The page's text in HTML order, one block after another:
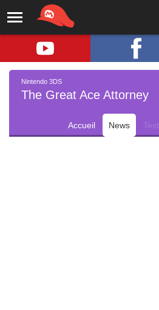
Nintendo 3DS
The Great Ace Attorney
Accueil News Test